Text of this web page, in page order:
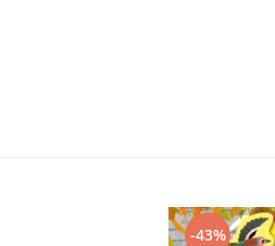
-43%